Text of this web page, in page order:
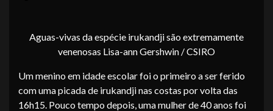
Aguas-vivas da espécie irukandji são extremamente
venenosas Lisa-ann Gershwin / CSIRO
Um menino em idade escolar foi o primeiro a ser ferido
com uma picada de irukandji nas costas por volta das
16h15. Pouco tempo depois, uma mulher de 40 anos foi